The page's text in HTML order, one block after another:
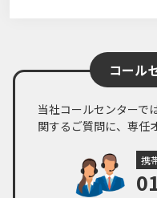
コール
当社コールセンターで
関するご質問に、専任
携